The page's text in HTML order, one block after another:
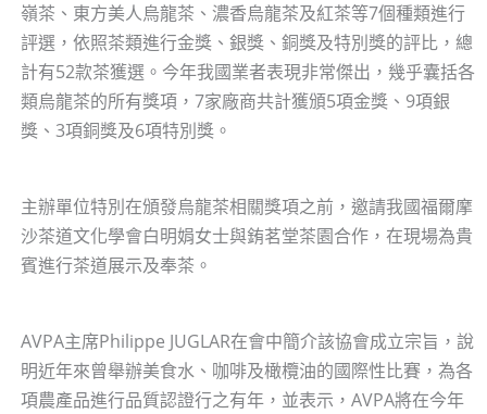
嶺茶、東方美人烏龍茶、濃香烏龍茶及紅茶等7個種類進行
評選，依照茶類進行金獎、銀獎、銅獎及特別獎的評比，總
計有52款茶獲選。今年我國業者表現非常傑出，幾乎囊括各
類烏龍茶的所有獎項，7家廠商共計獲頒5項金獎、9項銀
獎、3項銅獎及6項特別獎。
主辦單位特別在頒發烏龍茶相關獎項之前，邀請我國福爾摩
沙茶道文化學會白明娟女士與銪茗堂茶園合作，在現場為貴
賓進行茶道展示及奉茶。
AVPA主席Philippe JUGLAR在會中簡介該協會成立宗旨，說
明近年來曾舉辦美食水、咖啡及橄欖油的國際性比賽，為各
項農產品進行品質認證行之有年，並表示，AVPA將在今年